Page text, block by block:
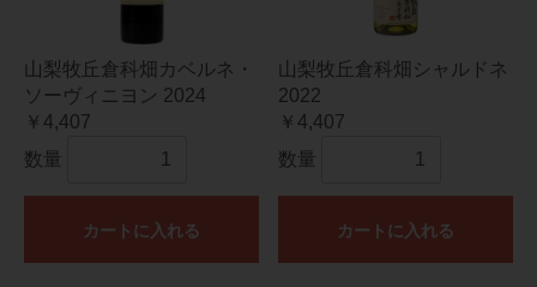
山梨牧丘倉科畑カベルネ・
ソーヴィニヨン 2024
￥4,407
数量
カートに入れる
山梨牧丘倉科畑シャルドネ
2022
￥4,407
数量
カートに入れる